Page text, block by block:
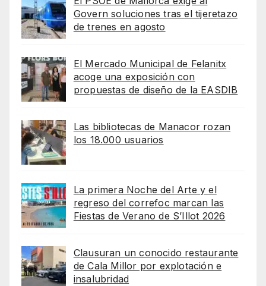
Govern soluciones tras el tijeretazo
de trenes en agosto
El Mercado Municipal de Felanitx
acoge una exposición con
propuestas de diseño de la EASDIB
Las bibliotecas de Manacor rozan
los 18.000 usuarios
La primera Noche del Arte y el
regreso del correfoc marcan las
Fiestas de Verano de S’Illot 2026
Clausuran un conocido restaurante
de Cala Millor por explotación e
insalubridad